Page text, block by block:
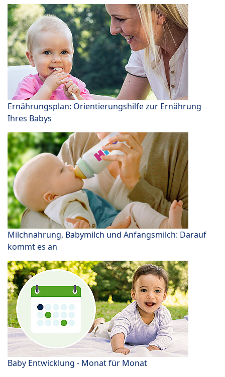
Ernährungsplan: Orientierungshilfe zur Ernährung
Ihres Babys
Milchnahrung, Babymilch und Anfangsmilch: Darauf
kommt es an
Baby Entwicklung - Monat für Monat